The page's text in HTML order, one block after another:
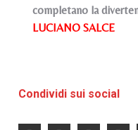
completano la
LUCIANO SALCE
Condividi sui social